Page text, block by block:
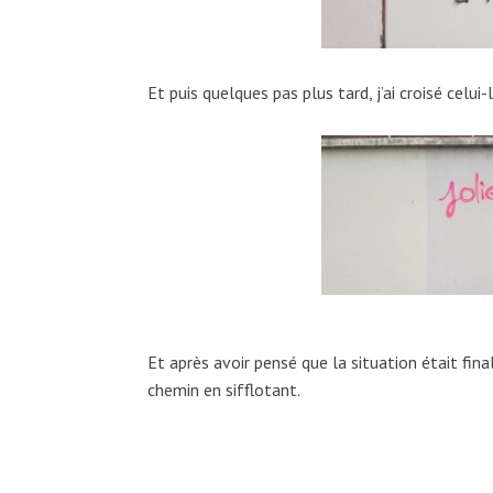
Et puis quelques pas plus tard, j’ai croisé
Et après avoir pensé que la situation était
chemin en sifflotant.